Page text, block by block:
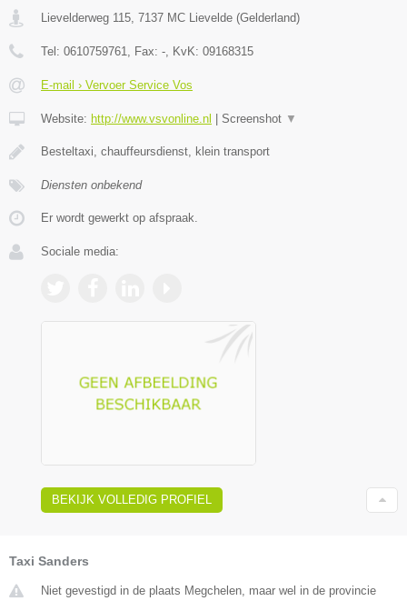
Lievelderweg 115, 7137 MC Lievelde (Gelderland)
Tel: 0610759761, Fax: -, KvK: 09168315
E-mail › Vervoer Service Vos
Website: http://www.vsvonline.nl Screenshot ▼
Besteltaxi, chauffeursdienst, klein transport
Diensten onbekend
Er wordt gewerkt op afspraak.
Sociale media:
BEKIJK VOLLEDIG PROFIEL
Taxi Sanders
Niet gevestigd in de plaats Megchelen, maar wel in de provincie